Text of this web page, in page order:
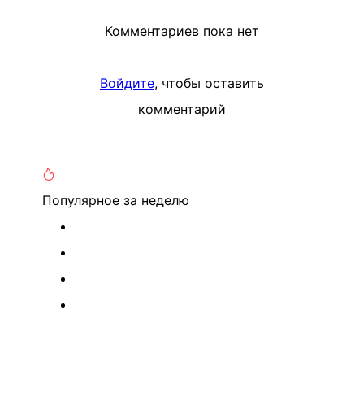
Комментариев пока нет
Войдите, чтобы оставить
комментарий
Популярное за неделю